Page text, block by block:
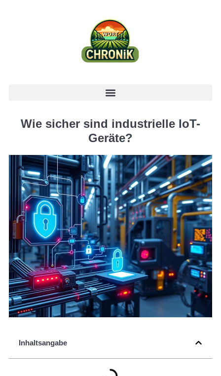
Wie sicher sind industrielle IoT-
Geräte?
Inhaltsangabe